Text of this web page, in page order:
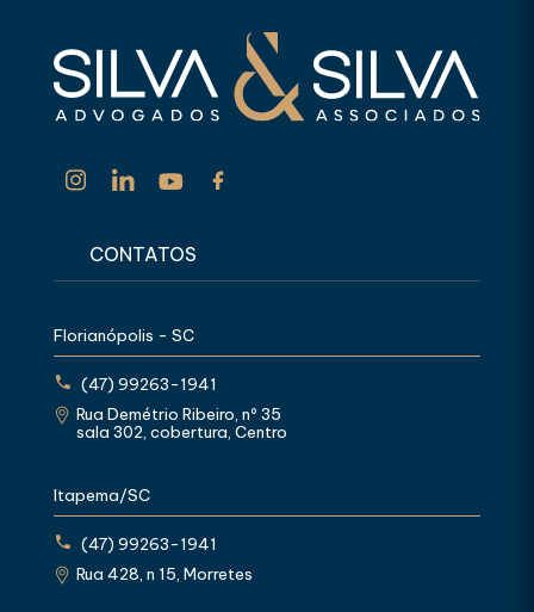
CONTATOS
Florianópolis - SC
(47) 99263-1941
Rua Demétrio Ribeiro, nº 35
sala 302, cobertura, Centro
Itapema/SC
(47) 99263-1941
Rua 428, n 15, Morretes